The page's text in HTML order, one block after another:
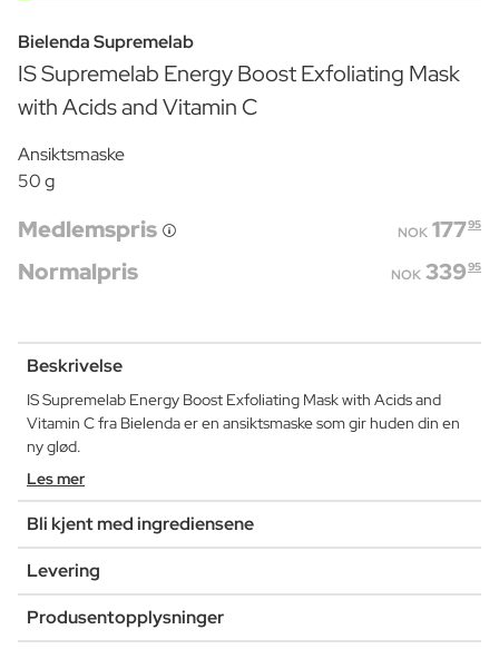
OUTLET
Bielenda Supremelab
IS Supremelab Energy Boost Exfoliating Mask
with Acids and Vitamin C
Ansiktsmaske
50 g
Medlemspris NOK 17795
Normalpris NOK 33995
Beskrivelse
IS Supremelab Energy Boost Exfoliating Mask with Acids and
Vitamin C fra Bielenda er en ansiktsmaske som gir huden din en
ny glød.
Les mer
Bli kjent med ingrediensene
Levering
Produsentopplysninger